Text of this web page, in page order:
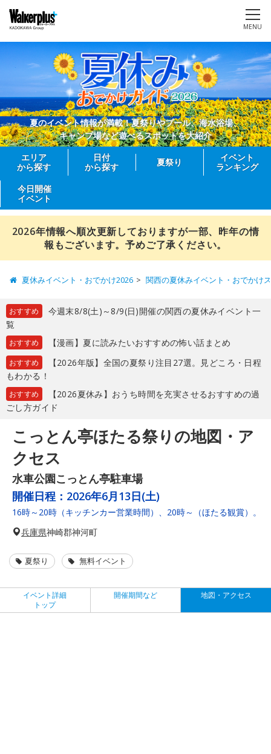
MENU
夏のイベント情報が満載！夏祭りやプール、海水浴場、
キャンプ場など遊べるスポットを大紹介
エリア
から探す
日付
から探す
夏祭り
イベント
ランキング
今日開催
イベント
2026年情報へ順次更新しておりますが一部、昨年の情
報もございます。予めご了承ください。
夏休みイベント・おでかけ2026 関西の夏休みイベント・おでかけ
おすすめ
今週末8/8(土)～8/9(日)開催の関西の夏休みイベント一
覧
おすすめ 【漫画】夏に読みたいおすすめの怖い話まとめ
おすすめ
【2026年版】全国の夏祭り注目27選。見どころ・日程
もわかる！
おすすめ
【2026夏休み】おうち時間を充実させるおすすめの過
ごし方ガイド
こっとん亭ほたる祭りの地図・ア
クセス
水車公園こっとん亭駐車場
開催日程： 2026年6月13日(土)
16時～20時（キッチンカー営業時間）、20時～（ほたる観賞）。
兵庫県神崎郡神河町
夏祭り 無料イベント
イベント詳細
トップ
開催期間など 地図・アクセス